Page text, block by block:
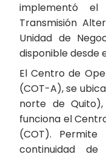
implementó
Transmisión
Unidad de
disponible desde
El Centro de
(COT-A), se
norte de
funciona el
(COT).
continuidad